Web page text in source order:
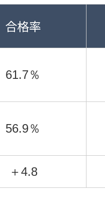
合格率
61.7％
56.9％
＋4.8